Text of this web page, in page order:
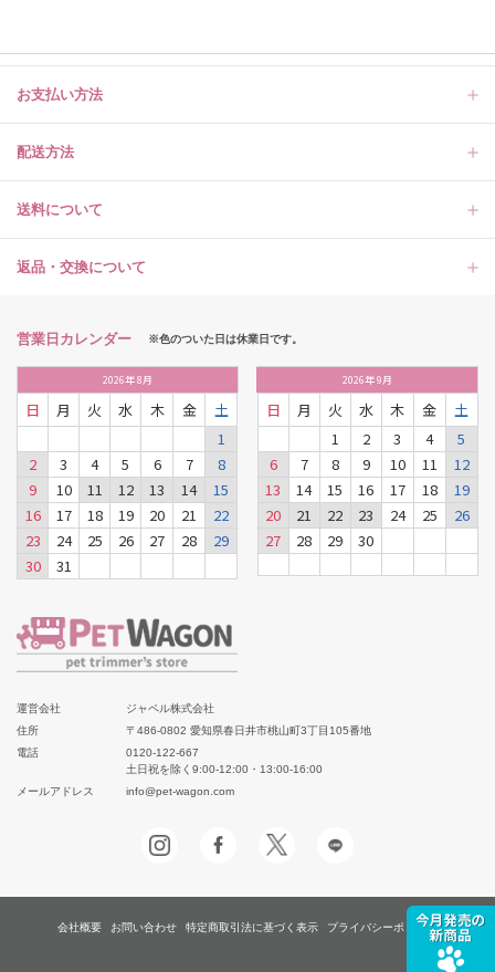
お支払い方法
配送方法
送料について
返品・交換について
営業日カレンダー ※色のついた日は休業日です。
2026年8月
日 月 火 水 木 金
土
1
2
3 4 5 6 7
8
9
10 11 12 13 14
15
16
17 18 19 20 21
22
23
24 25 26 27 28
29
30
31
2026年9月
日 月 火 水 木 金
土
1
2 3 4
5
6
7 8 9 10 11
12
13
14 15 16 17 18
19
20
21 22 23 24 25
26
27
28 29 30
運営会社
ジャペル株式会社
住所
〒486-0802 愛知県春日井市桃山町3丁目105番地
電話
0120-122-667
土日祝を除く9:00-12:00・13:00-16:00
メールアドレス
info@pet-wagon.com
会社概要 お問い合わせ 特定商取引法に基づく表示 プライバシーポリシー